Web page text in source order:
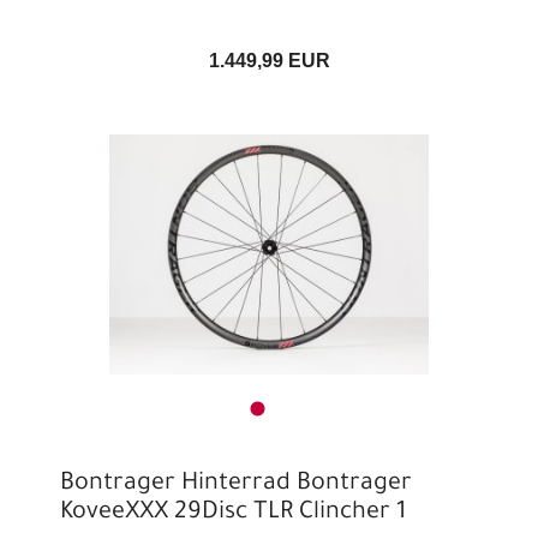
1.449,99 EUR
Bontrager Hinterrad Bontrager
KoveeXXX 29Disc TLR Clincher 1